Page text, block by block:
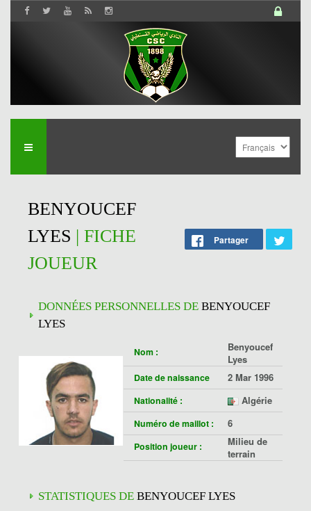
BENYOUCEF
LYES | FICHE
JOUEUR
Partager
DONNÉES PERSONNELLES DE BENYOUCEF
LYES
Nom :
Benyoucef
Lyes
Date de naissance 2 Mar 1996
Nationalité : Algérie
Numéro de maillot : 6
Position joueur :
Milieu de
terrain
STATISTIQUES DE BENYOUCEF LYES